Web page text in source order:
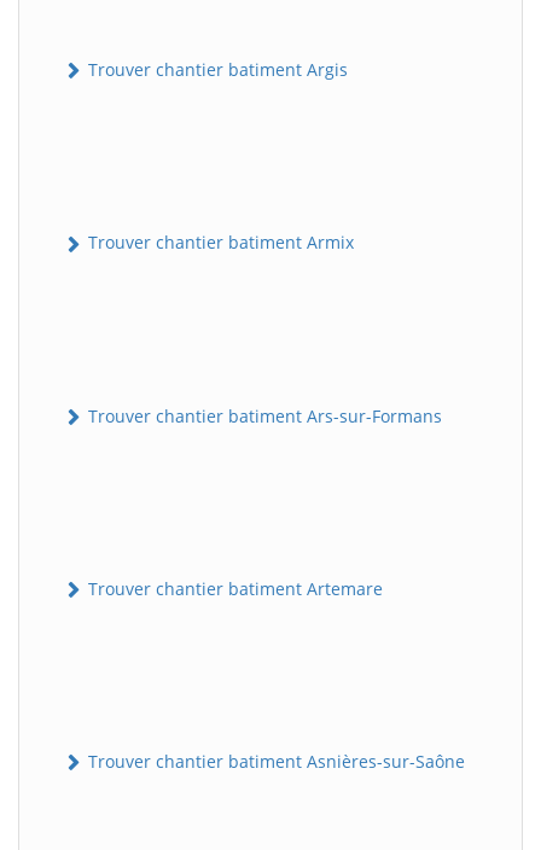
Trouver chantier batiment Argis
Trouver chantier batiment Armix
Trouver chantier batiment Ars-sur-Formans
Trouver chantier batiment Artemare
Trouver chantier batiment Asnières-sur-Saône